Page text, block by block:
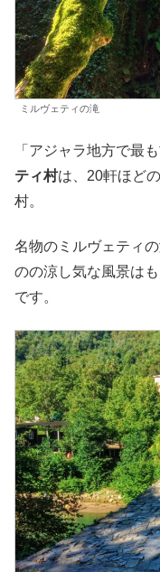
ミルヴェティの滝
「アジャラ地方で最
ティ村は、20軒ほど
村。
名物のミルヴェティ
のの涼し気な風景は
です。